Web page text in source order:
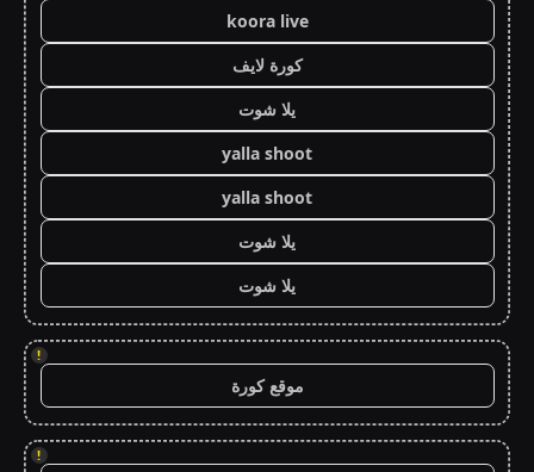
koora live
كورة لايف
يلا شوت
yalla shoot
yalla shoot
يلا شوت
يلا شوت
!
موقع كورة
!